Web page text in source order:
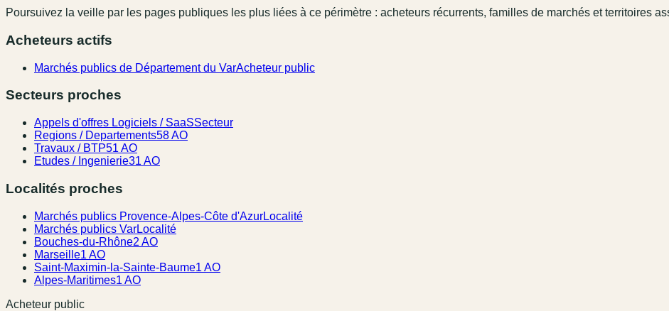
Poursuivez la veille par les pages publiques les plus liées à ce périmètre : acheteurs récurrents, familles de marchés et territoires
Acheteurs actifs
Marchés publics de Département du VarAcheteur public
Secteurs proches
Appels d'offres Logiciels / SaaSSecteur
Regions / Departements58 AO
Travaux / BTP51 AO
Etudes / Ingenierie31 AO
Localités proches
Marchés publics Provence-Alpes-Côte d'AzurLocalité
Marchés publics VarLocalité
Bouches-du-Rhône2 AO
Marseille1 AO
Saint-Maximin-la-Sainte-Baume1 AO
Alpes-Maritimes1 AO
Acheteur public